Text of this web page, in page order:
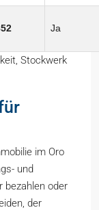
Ja
Stockwerk
im Oro
und
bezahlen oder
der